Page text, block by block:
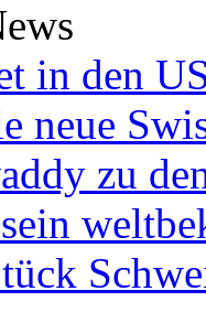
in den
neue
zu